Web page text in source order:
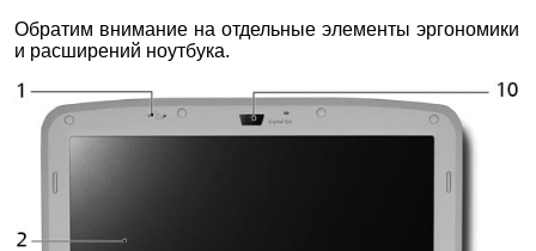
Обратим внимание на отдельные элементы эргономики
и расширений ноутбука.